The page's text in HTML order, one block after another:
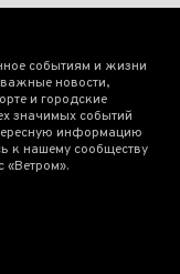
событиям и жизни
новости,
и городские
значимых событий
информацию
к нашему сообществу
«Ветром».